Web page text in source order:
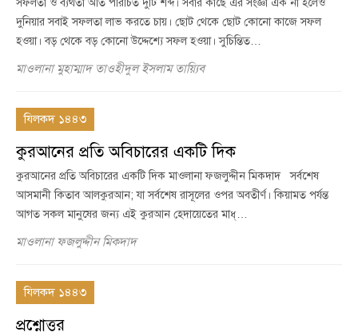
সফলতা ও ব্যর্থতা অতি পরিচিত দুটি শব্দ। সবার কাছে এর সংজ্ঞা এক না হলেও
দুনিয়ার সবাই সফলতা লাভ করতে চায়। ছোট থেকে ছোট কোনো কাজে সফল
হওয়া। বড় থেকে বড় কোনো উদ্দেশ্যে সফল হওয়া। সুচিন্তিত…
মাওলানা মুহাম্মাদ তাওহীদুল ইসলাম তায়্যিব
যিলকদ ১৪৪৩
কুরআনের প্রতি অবিচারের একটি দিক
কুরআনের প্রতি অবিচারের একটি দিক মাওলানা ফজলুদ্দীন মিকদাদ সর্বশেষ
আসমানী কিতাব আলকুরআন; যা সর্বশেষ রাসূলের ওপর অবতীর্ণ। কিয়ামত পর্যন্ত
আগত সকল মানুষের জন্য এই কুরআন হেদায়েতের মাধ্…
মাওলানা ফজলুদ্দীন মিকদাদ
যিলকদ ১৪৪৩
প্রশ্নোত্তর